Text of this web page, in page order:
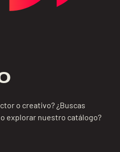
o creativo? ¿Buscas
explorar nuestro catálogo?